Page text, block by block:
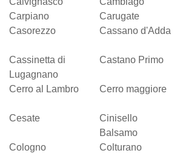
Carpiano
Carugate
Casorezzo
Cassano d'Adda
Cassinetta di
Lugagnano
Castano Primo
Cerro al Lambro
Cerro maggiore
Cesate
Cinisello
Balsamo
Cologno
Colturano